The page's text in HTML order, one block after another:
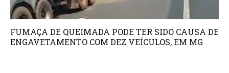
FUMAÇA DE QUEIMADA PODE TER SIDO CAUSA DE
ENGAVETAMENTO COM DEZ VEÍCULOS, EM MG